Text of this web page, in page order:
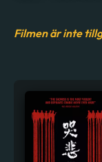
Filmen är inte